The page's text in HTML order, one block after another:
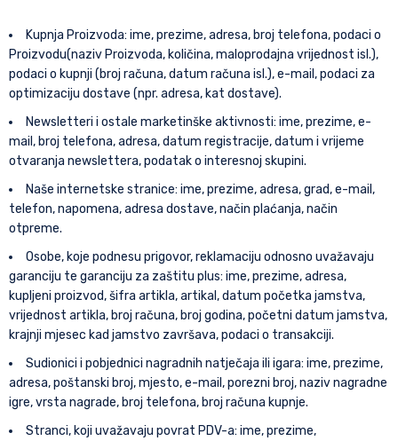
Kupnja Proizvoda: ime, prezime, adresa, broj telefona, podaci o
Proizvodu(naziv Proizvoda, količina, maloprodajna vrijednost isl.),
podaci o kupnji (broj računa, datum računa isl.), e-mail, podaci za
optimizaciju dostave (npr. adresa, kat dostave).
Newsletteri i ostale marketinške aktivnosti: ime, prezime, e-
mail, broj telefona, adresa, datum registracije, datum i vrijeme
otvaranja newslettera, podatak o interesnoj skupini.
Naše internetske stranice: ime, prezime, adresa, grad, e-mail,
telefon, napomena, adresa dostave, način plaćanja, način
otpreme.
Osobe, koje podnesu prigovor, reklamaciju odnosno uvažavaju
garanciju te garanciju za zaštitu plus: ime, prezime, adresa,
kupljeni proizvod, šifra artikla, artikal, datum početka jamstva,
vrijednost artikla, broj računa, broj godina, početni datum jamstva,
krajnji mjesec kad jamstvo završava, podaci o transakciji.
Sudionici i pobjednici nagradnih natječaja ili igara: ime, prezime,
adresa, poštanski broj, mjesto, e-mail, porezni broj, naziv nagradne
igre, vrsta nagrade, broj telefona, broj računa kupnje.
Stranci, koji uvažavaju povrat PDV-a: ime, prezime,